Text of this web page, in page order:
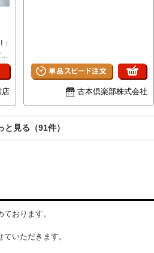
:
店 古本倶楽部株式会社
と見る（91件）
おります。
いただきます。